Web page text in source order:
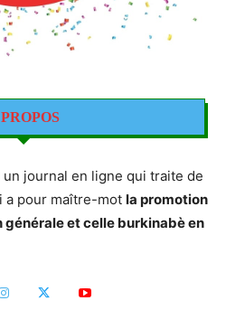
journal en ligne qui traite de
a pour maître-mot la promotion
et celle burkinabè en